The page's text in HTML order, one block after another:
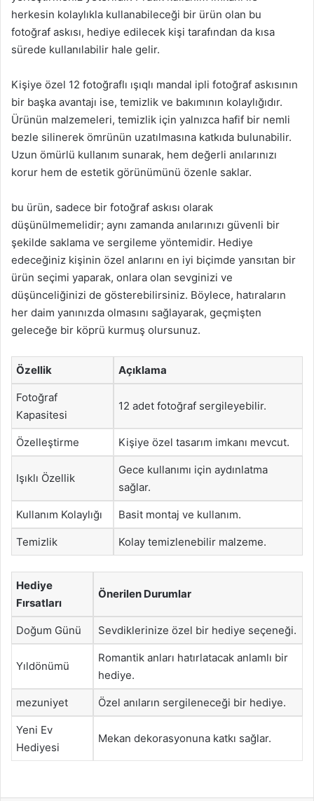
herkesin kolaylıkla kullanabileceği bir ürün olan bu
fotoğraf askısı, hediye edilecek kişi tarafından da kısa
sürede kullanılabilir hale gelir.
Kişiye özel 12 fotoğraflı ışıqlı mandal ipli fotoğraf askısının
bir başka avantajı ise, temizlik ve bakımının kolaylığıdır.
Ürünün malzemeleri, temizlik için yalnızca hafif bir nemli
bezle silinerek ömrünün uzatılmasına katkıda bulunabilir.
Uzun ömürlü kullanım sunarak, hem değerli anılarınızı
korur hem de estetik görünümünü özenle saklar.
bu ürün, sadece bir fotoğraf askısı olarak
düşünülmemelidir; aynı zamanda anılarınızı güvenli bir
şekilde saklama ve sergileme yöntemidir. Hediye
edeceğiniz kişinin özel anlarını en iyi biçimde yansıtan bir
ürün seçimi yaparak, onlara olan sevginizi ve
düşünceliğinizi de gösterebilirsiniz. Böylece, hatıraların
her daim yanınızda olmasını sağlayarak, geçmişten
geleceğe bir köprü kurmuş olursunuz.
Özellik Açıklama
Fotoğraf
Kapasitesi
12 adet fotoğraf sergileyebilir.
Özelleştirme Kişiye özel tasarım imkanı mevcut.
Işıklı Özellik
Gece kullanımı için aydınlatma
sağlar.
Kullanım Kolaylığı Basit montaj ve kullanım.
Temizlik Kolay temizlenebilir malzeme.
Hediye
Fırsatları
Önerilen Durumlar
Doğum Günü Sevdiklerinize özel bir hediye seçeneği.
Yıldönümü
Romantik anları hatırlatacak anlamlı bir
hediye.
mezuniyet Özel anıların sergileneceği bir hediye.
Yeni Ev
Hediyesi
Mekan dekorasyonuna katkı sağlar.